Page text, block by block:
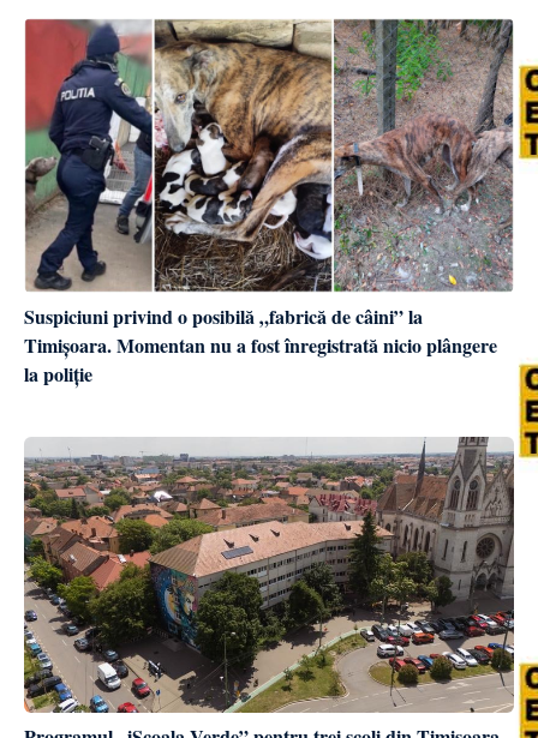
Suspiciuni privind o posibilă „fabrică de câini” la
Timișoara. Momentan nu a fost înregistrată nicio plângere
la poliție